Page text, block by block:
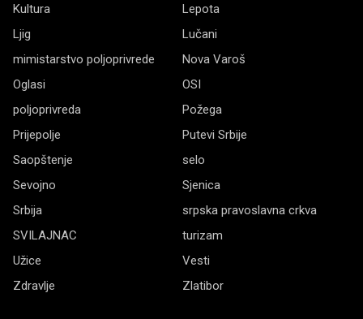
Kultura
Lepota
Ljig
Lučani
mimistarstvo poljoprivrede
Nova Varoš
Oglasi
OSI
poljoprivreda
Požega
Prijepolje
Putevi Srbije
Saopštenje
selo
Sevojno
Sjenica
Srbija
srpska pravoslavna crkva
SVILAJNAC
turizam
Užice
Vesti
Zdravlje
Zlatibor